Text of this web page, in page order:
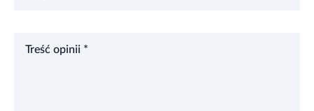
Treść opinii *